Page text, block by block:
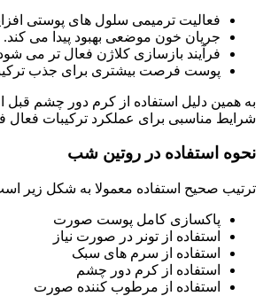
فعالیت ترمیمی سلول های پوستی
جریان خون موضعی بهبود پیدا می کند.
فرآیند بازسازی کلاژن فعال تر می
پوست فرصت بیشتری برای جذب
به همین دلیل استفاده از کرم دور چشم قبل
شرایط مناسبی برای عملکرد ترکیبات فعال
نحوه استفاده در روتین شب
ترتیب صحیح استفاده معمولا به شکل زیر
پاکسازی کامل پوست صورت
استفاده از تونر در صورت نیاز
استفاده از سرم های سبک
استفاده از کرم دور چشم
استفاده از مرطوب کننده صورت